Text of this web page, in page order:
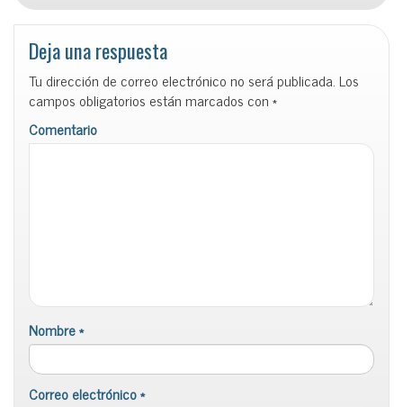
Deja una respuesta
Tu dirección de correo electrónico no será publicada. Los
campos obligatorios están marcados con*
Comentario
Nombre*
Correo electrónico*